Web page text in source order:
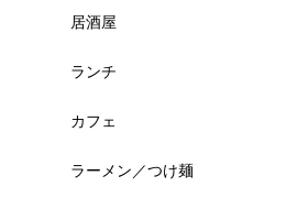
居酒屋
ランチ
カフェ
ラーメン／つけ麺